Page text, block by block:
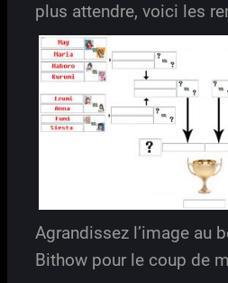
plus attendre, voici les
Agrandissez l’image au
Bithow pour le coup de